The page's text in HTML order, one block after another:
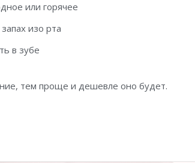
или горячее
изо рта
в зубе
тем проще и дешевле оно будет.